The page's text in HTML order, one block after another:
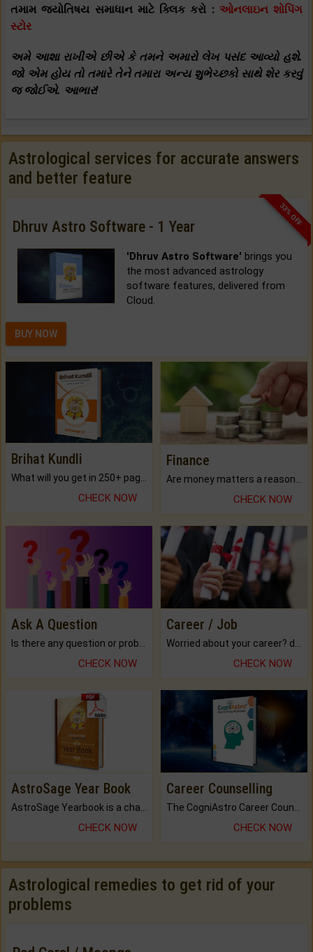
તમામ જ્યોતિષય સમાધાન માટે ક્લિક કરો : ઓનલાઇન શોપિંગ
સ્ટોર
અમે આશા રાખીએ છીએ કે તમને અમારો લેખ પસંદ આવ્યો હશે.
જો એમ હોય તો તમારે તેને તમારા અન્ય શુભેચ્છકો સાથે શેર કરવું
જ જોઈએ. આભાર!
Astrological services for accurate answers
and better feature
33% OFF
Dhruv Astro Software - 1 Year
'Dhruv Astro Software' brings you
the most advanced astrology
software features, delivered from
Cloud.
BUY NOW
Brihat Kundli
CHECK NOW
Finance
CHECK NOW
Ask A Question
Is there any question or problem lingering.
CHECK NOW
Career / Job
Worried about your career? don't know what is.
CHECK NOW
AstroSage Year Book
AstroSage Yearbook is a channel to fulfill your dreams and destiny.
CHECK NOW
Career Counselling
The CogniAstro Career Counselling Report is the most comprehensive report available on this topic.
CHECK NOW
Astrological remedies to get rid of your
problems